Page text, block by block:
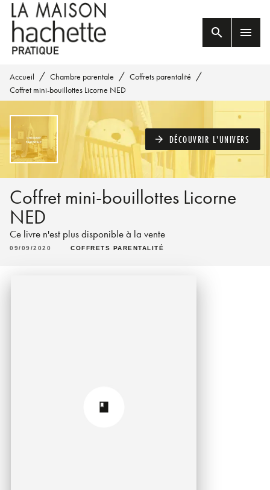
MENU RECHERCHE
PIED DE PAGE
search menu
Accueil / Chambre parentale / Coffrets parentalité /
Coffret mini-bouillottes Licorne NED
arrow_forward DÉCOUVRIR L'UNIVERS
Coffret mini-bouillottes Licorne
NED
Ce livre n'est plus disponible à la vente
09/09/2020 COFFRETS PARENTALITÉ